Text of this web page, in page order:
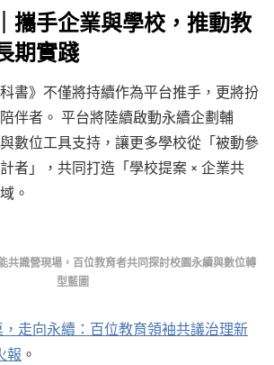
攜手企業與學校，推動教
期實踐
書》不僅將持續作為平台推手，更將扮
伴者。 平台將陸續啟動永續企劃輔
數位工具支持，讓更多學校從「被動參
者」，共同打造「學校提案 × 企業共
。
共識營現場，百位教育者共同探討校園永續與數位轉
型藍圖
，走向永續：百位教育領袖共議治理新
報 。